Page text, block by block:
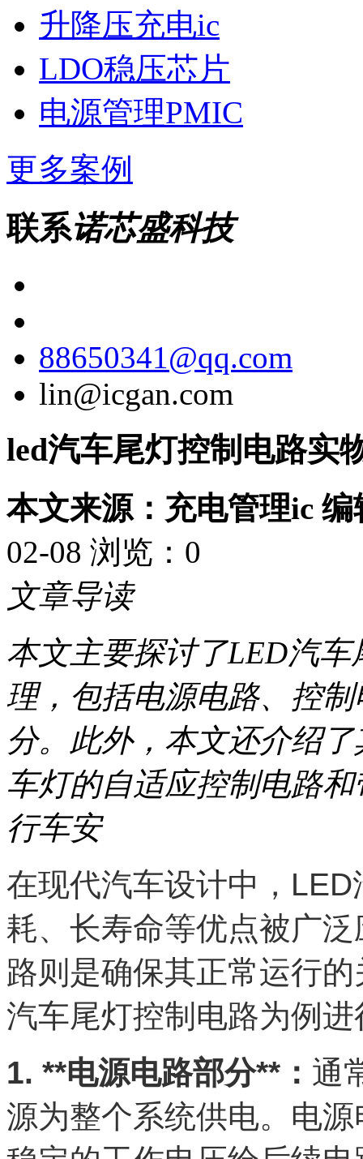
升降压充电ic
LDO稳压芯片
电源管理PMIC
更多案例
联系诺芯盛科技
88650341@qq.com
lin@icgan.com
led汽车尾灯控制电路实
本文来源：充电管理ic
02-08 浏览： 0
文章导读
本文主要探讨了LED汽
理，包括电源电路、控
分。此外，本文还介绍
车灯的自适应控制电路
行车安
在现代汽车设计中，
耗、长寿命等优点被广
路则是确保其正常运行
汽车尾灯控制电路为例
1. **电源电路部分**： 通
源为整个系统供电。电